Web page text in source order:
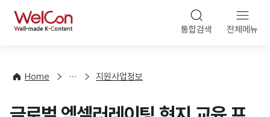
WelCon 통합검색 전체메뉴
Home
사
지원사업정보